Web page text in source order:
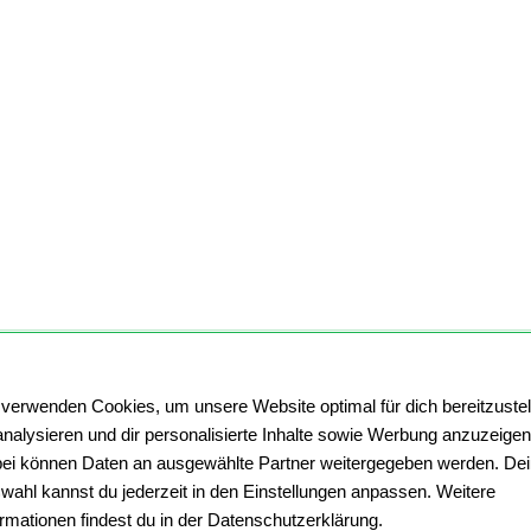
Cookies, um unsere Website optimal für dich
und dir personalisierte Inhalte sowie Werbung
können Daten an ausgewählte Partner weitergegeben werden.
kannst du jederzeit in den Einstellungen anpassen. Weitere
findest du in der Datenschutzerklärung.